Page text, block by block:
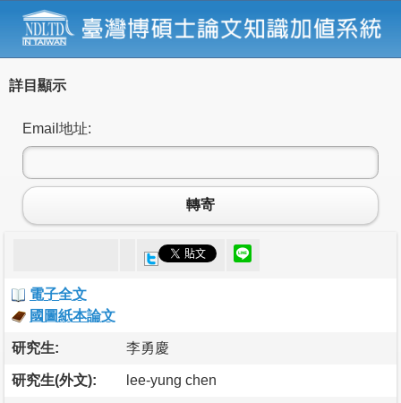
詳目顯示
Email地址:
轉寄
電子全文
國圖紙本論文
研究生: 李勇慶
研究生(外文): lee-yung chen